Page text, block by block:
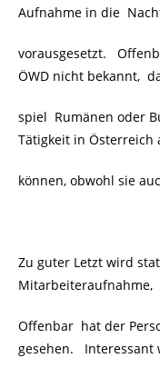
Aufnahme in die
vorausgesetzt.
ÖWD nicht bekannt,
spiel Rumänen oder
Tätigkeit in Österreich
können, obwohl sie
Zu guter Letzt wird
Mitarbeiteraufnahme,
Offenbar hat der
gesehen. Interessant